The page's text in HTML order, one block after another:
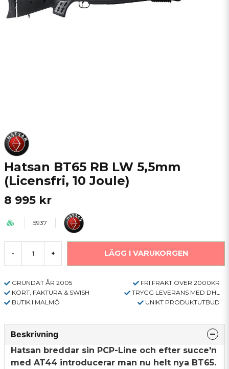
Hatsan BT65 RB LW 5,5mm
(Licensfri, 10 Joule)
8 995 kr
5937
- + LÄGG I VARUKORGEN
GRUNDAT ÅR 2005
FRI FRAKT ÖVER 2000KR
KORT, FAKTURA & SWISH
TRYGG LEVERANS MED DHL
BUTIK I MALMÖ
UNIKT PRODUKTUTBUD
Beskrivning
Hatsan breddar sin PCP-Line och efter succe'n
med AT44 introducerar man nu helt nya BT65.